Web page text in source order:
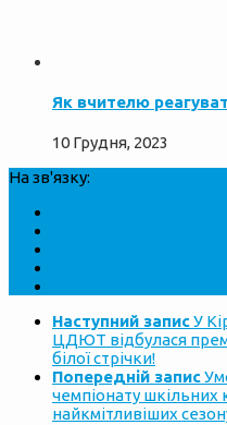
Як вчителю
10 Грудня, 2023
На зв'язку:
Наступний записУ
ЦДЮТ відбулася
білої стрічки!
Попередній запис
чемпiонатy шкiльних
найкмiтливiших